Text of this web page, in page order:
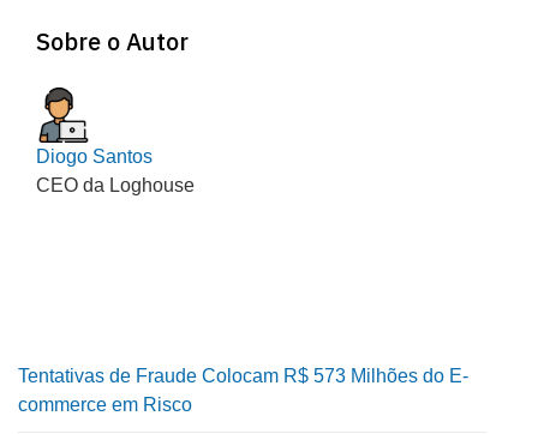
Sobre o Autor
Diogo Santos
CEO da Loghouse
Tentativas de Fraude Colocam R$ 573 Milhões do E-
commerce em Risco